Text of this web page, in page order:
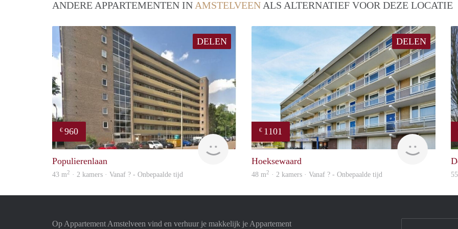
ANDERE APPARTEMENTEN IN AMSTELVEEN ALS ALTERNATIEF VOOR DEZE LOCATIE
DELEN
€ 960
rent
Populierenlaan
43 m2 · 2 kamers · Vanaf ? - Onbepaalde tijd
DELEN
€ 1101
Woning
Hoeksewaard
48 m2 · 2 kamers · Vanaf ? - Onbepaalde tijd
Op Appartement Amstelveen vind en verhuur je makkelijk je Appartement